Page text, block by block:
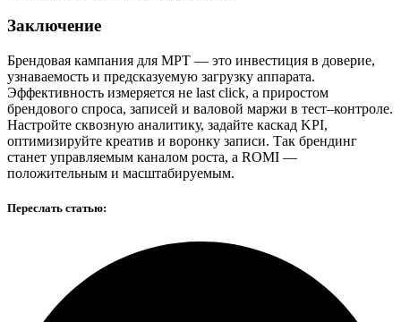
Заключение
Брендовая кампания для МРТ — это инвестиция в доверие,
узнаваемость и предсказуемую загрузку аппарата.
Эффективность измеряется не last click, а приростом
брендового спроса, записей и валовой маржи в тест–контроле.
Настройте сквозную аналитику, задайте каскад KPI,
оптимизируйте креатив и воронку записи. Так брендинг
станет управляемым каналом роста, а ROMI —
положительным и масштабируемым.
Переслать статью: